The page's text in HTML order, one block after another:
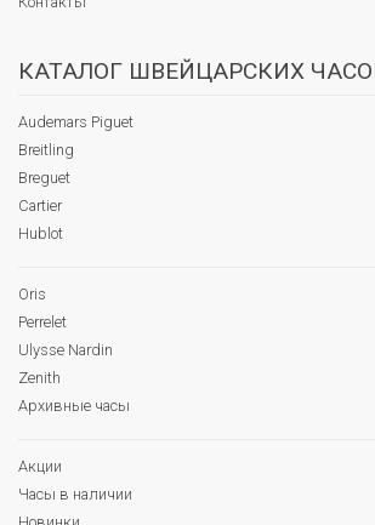
КАТАЛОГ ШВЕЙЦАРСКИХ
Audemars Piguet
Breitling
Breguet
Cartier
Hublot
Oris
Perrelet
Ulysse Nardin
Zenith
Архивные часы
Акции
Часы в наличии